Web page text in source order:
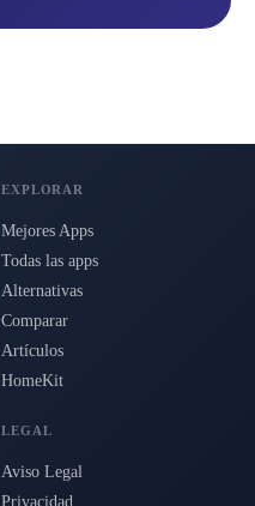
EXPLORAR
Mejores Apps
Todas las apps
Alternativas
Comparar
Artículos
HomeKit
LEGAL
Aviso Legal
Privacidad